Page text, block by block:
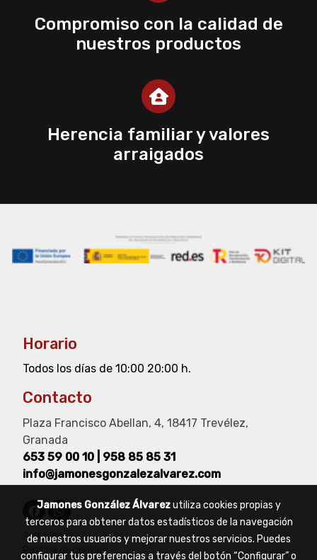
Compromiso con la calidad de
nuestros productos
Herencia familiar y valores
arraigados
Horario
Todos los días de 10:00 20:00 h.
Contacto
Plaza Francisco Abellan, 4, 18417 Trevélez,
Granada
653 59 00 10
958 85 85 31
info@jamonesgonzalezalvarez.com
Aviso legal
Política de cookies
Jamones González Álvarezutiliza cookies propias y
terceros para obtener datos estadísticos de la navegación
de nuestros usuarios y mejorar nuestros servicios. Puedes
configurar tus preferencias a través del botón “Configurar” o